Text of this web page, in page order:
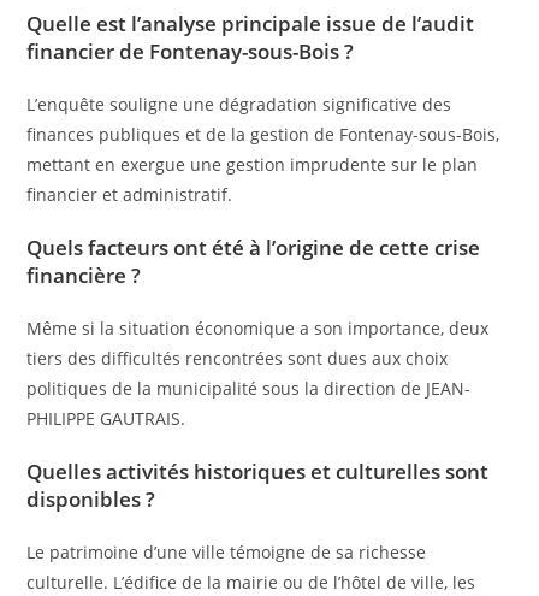
Quelle est l’analyse principale issue de l’audit
financier de Fontenay-sous-Bois ?
L’enquête souligne une dégradation significative des
finances publiques et de la gestion de Fontenay-sous-Bois,
mettant en exergue une gestion imprudente sur le plan
financier et administratif.
Quels facteurs ont été à l’origine de cette crise
financière ?
Même si la situation économique a son importance, deux
tiers des difficultés rencontrées sont dues aux choix
politiques de la municipalité sous la direction de JEAN-
PHILIPPE GAUTRAIS.
Quelles activités historiques et culturelles sont
disponibles ?
Le patrimoine d’une ville témoigne de sa richesse
culturelle. L’édifice de la mairie ou de l’hôtel de ville, les